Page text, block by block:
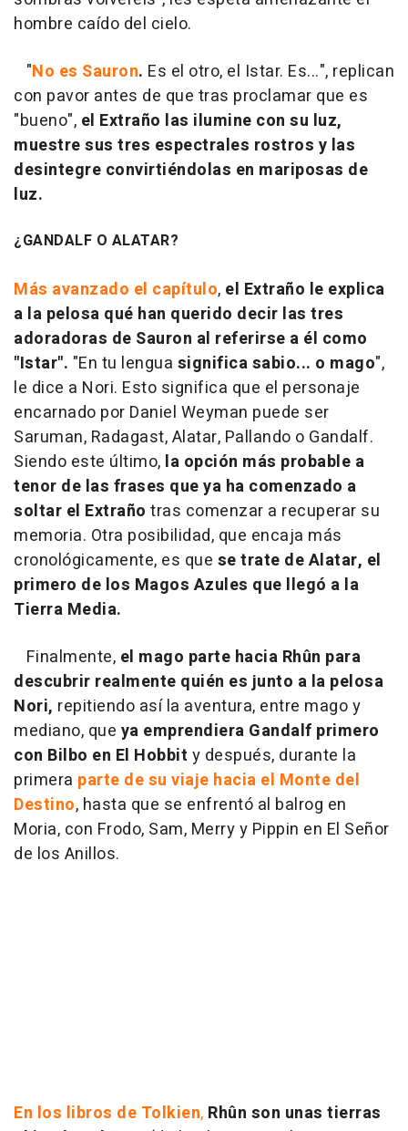
hombre caído del cielo.
"No es Sauron. Es el otro, el Istar. Es...", replican
con pavor antes de que tras proclamar que es
"bueno", el Extraño las ilumine con su luz,
muestre sus tres espectrales rostros y las
desintegre convirtiéndolas en mariposas de
luz.
¿GANDALF O ALATAR?
Más avanzado el capítulo, el Extraño le explica
a la pelosa qué han querido decir las tres
adoradoras de Sauron al referirse a él como
"Istar". "En tu lengua significa sabio... o mago",
le dice a Nori. Esto significa que el personaje
encarnado por Daniel Weyman puede ser
Saruman, Radagast, Alatar, Pallando o Gandalf.
Siendo este último, la opción más probable a
tenor de las frases que ya ha comenzado a
soltar el Extraño tras comenzar a recuperar su
memoria. Otra posibilidad, que encaja más
cronológicamente, es que se trate de Alatar, el
primero de los Magos Azules que llegó a la
Tierra Media.
Finalmente, el mago parte hacia Rhûn para
descubrir realmente quién es junto a la pelosa
Nori, repitiendo así la aventura, entre mago y
mediano, que ya emprendiera Gandalf primero
con Bilbo en El Hobbit y después, durante la
primera parte de su viaje hacia el Monte del
Destino, hasta que se enfrentó al balrog en
Moria, con Frodo, Sam, Merry y Pippin en El Señor
de los Anillos.
En los libros de Tolkien, Rhûn son unas tierras